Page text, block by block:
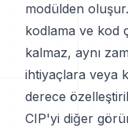
modülden
kodlama ve kod
kalmaz, aynı
ihtiyaçlara veya
derece
CIP'yi diğer